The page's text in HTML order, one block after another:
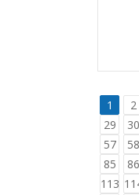
1
2
29
30
57
58
85
86
113